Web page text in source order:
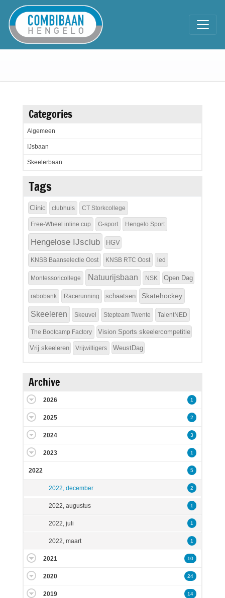
Categories
Algemeen
IJsbaan
Skeelerbaan
Tags
Clinic clubhuis CT Storkcollege
Free-Wheel inline cup G-sport Hengelo Sport
Hengelose IJsclub HGV
KNSB Baanselectie Oost KNSB RTC Oost led
Montessoricollege Natuurijsbaan NSK Open Dag
rabobank Racerunning schaatsen Skatehockey
Skeeleren Skeuvel Stepteam Twente TalentNED
The Bootcamp Factory Vision Sports skeelercompetitie
Vrij skeeleren Vrijwilligers WeustDag
Archive
2026 1
2025 2
2024 3
2023 1
2022 5
2022, december 2
2022, augustus 1
2022, juli 1
2022, maart 1
2021 10
2020 24
2019 14